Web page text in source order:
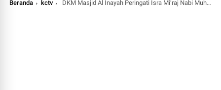
Beranda kctv DKM Masjid Al Inayah Peringati Isra Mi’raj Nabi Muhammad SAW 1444 H